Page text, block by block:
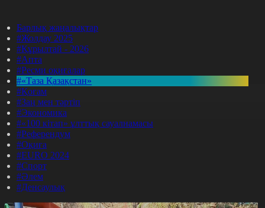
Барлық жаңалықтар
#Жолдау 2025
#Құрылтай - 2026
#Апта
#Ресми оқиғалар
#«Таза Қазақстан»
#Қоғам
#Заң мен тәртіп
#Экономика
#«100 кітап» ұлттық сауалнамасы
#Референдум
#Оқиға
#EURO 2024
#Спорт
#Әлем
#Денсаулық